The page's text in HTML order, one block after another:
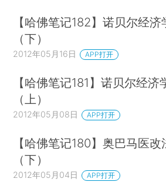
【哈佛笔记182】诺贝尔经
（下）
2012年05月16日 APP打开
【哈佛笔记181】诺贝尔经
（上）
2012年05月08日 APP打开
【哈佛笔记180】奥巴马医
（下）
2012年05月04日 APP打开